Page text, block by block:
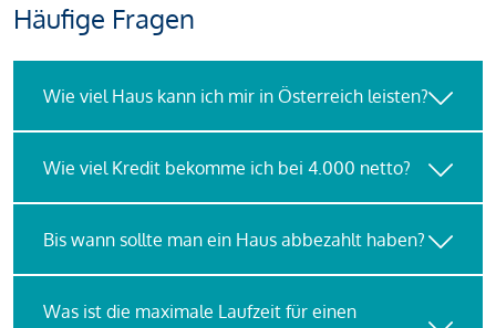
Häufige Fragen
Wie viel Haus kann ich mir in Österreich leisten?
Wie viel Kredit bekomme ich bei 4.000 netto?
Bis wann sollte man ein Haus abbezahlt haben?
Was ist die maximale Laufzeit für einen